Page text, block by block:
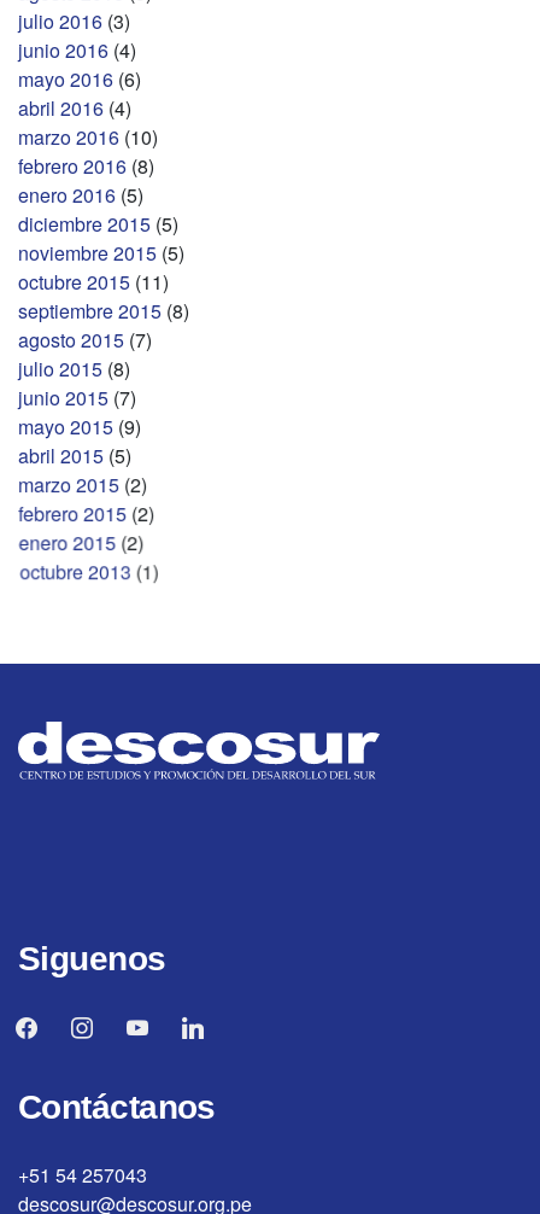
julio 2016 (3)
junio 2016 (4)
mayo 2016 (6)
abril 2016 (4)
marzo 2016 (10)
febrero 2016 (8)
enero 2016 (5)
diciembre 2015 (5)
noviembre 2015 (5)
octubre 2015 (11)
septiembre 2015 (8)
agosto 2015 (7)
julio 2015 (8)
junio 2015 (7)
mayo 2015 (9)
abril 2015 (5)
marzo 2015 (2)
febrero 2015 (2)
enero 2015 (2)
octubre 2013 (1)
Siguenos
facebookinstagramyoutubelinkedin
Contáctanos
+51 54 257043
descosur@descosur.org.pe